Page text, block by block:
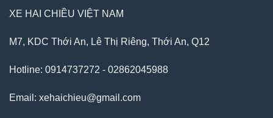
XE HAI CHIỀU VIỆT NAM
M7, KDC Thới An, Lê Thị Riêng, Thới An, Q12
Hotline: 0914737272 - 02862045988
Email: xehaichieu@gmail.com